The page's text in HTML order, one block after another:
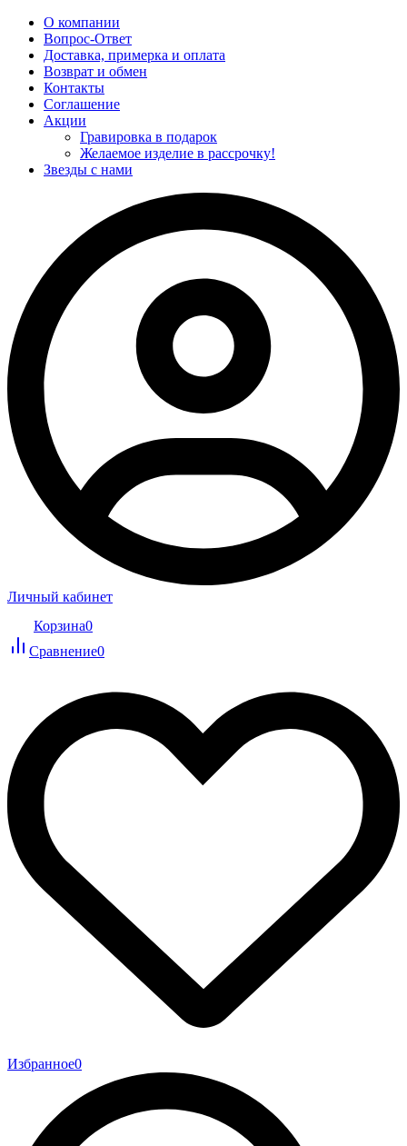
О компании
Вопрос-Ответ
Доставка, примерка и оплата
Возврат и обмен
Контакты
Соглашение
Акции
Гравировка в подарок
Желаемое изделие в рассрочку!
Звезды с нами
Личный кабинет
Корзина0
Сравнение0
Избранное0